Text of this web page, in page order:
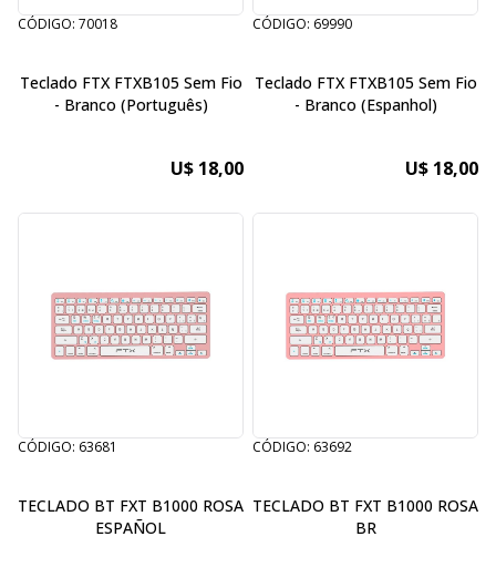
CÓDIGO: 70018
Teclado FTX FTXB105 Sem Fio
- Branco (Português)
U$ 18,00
CÓDIGO: 69990
Teclado FTX FTXB105 Sem Fio
- Branco (Espanhol)
U$ 18,00
CÓDIGO: 63681
TECLADO BT FXT B1000 ROSA
ESPAÑOL
CÓDIGO: 63692
TECLADO BT FXT B1000 ROSA
BR